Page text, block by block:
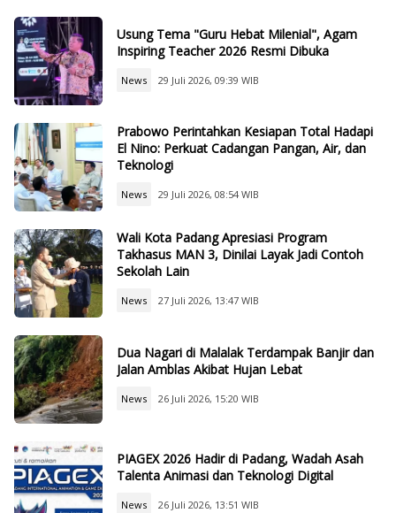
Usung Tema "Guru Hebat Milenial", Agam
Inspiring Teacher 2026 Resmi Dibuka
News 29 Juli 2026, 09:39 WIB
Prabowo Perintahkan Kesiapan Total Hadapi
El Nino: Perkuat Cadangan Pangan, Air, dan
Teknologi
News 29 Juli 2026, 08:54 WIB
Wali Kota Padang Apresiasi Program
Takhasus MAN 3, Dinilai Layak Jadi Contoh
Sekolah Lain
News 27 Juli 2026, 13:47 WIB
Dua Nagari di Malalak Terdampak Banjir dan
Jalan Amblas Akibat Hujan Lebat
News 26 Juli 2026, 15:20 WIB
PIAGEX 2026 Hadir di Padang, Wadah Asah
Talenta Animasi dan Teknologi Digital
News 26 Juli 2026, 13:51 WIB